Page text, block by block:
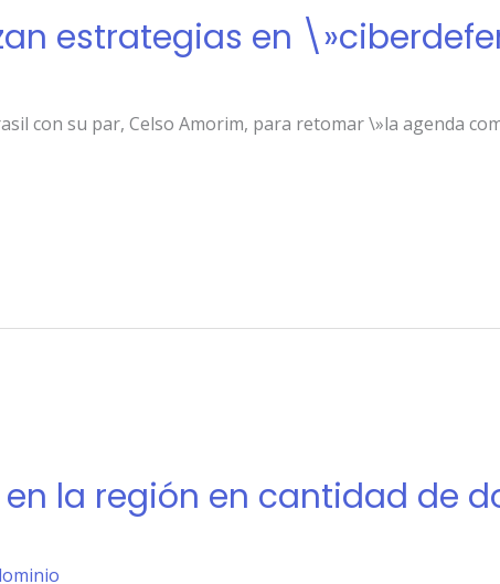
estrategias en
con su par, Celso Amorim, para retomar \»la agenda
la región en cantidad de